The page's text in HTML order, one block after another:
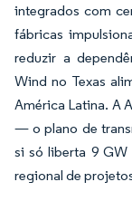
integrados com
fábricas
reduzir a
Wind no Texas
América Latina. A
— o plano de
si só liberta 9
regional de